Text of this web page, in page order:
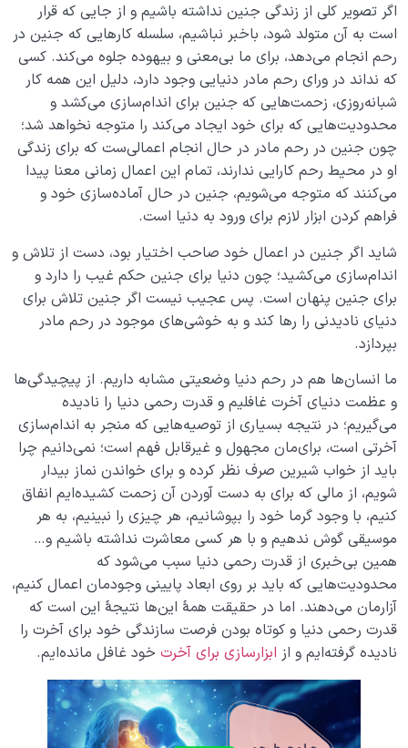
سنّت‌های الهی 0/20
مرگ یا تولد؟ 0/13
دنیا؛ باشگاه انسان‌سازی 0/8
چگونه انسان شویم؟ 0/18
اگر تصویر کلی از زندگی جنین نداشته باشیم و از جایی که قرار
است به آن متولد شود، باخبر نباشیم، سلسله کارهایی که جنین در
رحم انجام می‌دهد، برای ما بی‌معنی و بیهوده جلوه می‌کند. کسی
که نداند در ورای رحم مادر دنیایی وجود دارد، دلیل این همه کار
شبانه‌روزی، زحمت‌هایی که جنین برای اندام‌سازی می‌کشد و
محدودیت‌هایی که برای خود ایجاد می‌کند را متوجه نخواهد شد؛
چون جنین در رحم مادر در حال انجام اعمالی‌ست که برای زندگی
او در محیط رحم کارایی ندارند، تمام این اعمال زمانی معنا پیدا
می‌کنند که متوجه می‌شویم، جنین در حال آماده‌سازی خود و
فراهم کردن ابزار لازم برای ورود به دنیا است.
شاید اگر جنین در اعمال خود صاحب اختیار بود، دست از تلاش و
اندام‌سازی می‌کشید؛ چون دنیا برای جنین حکم غیب را دارد و
برای جنین پنهان است. پس عجیب نیست اگر جنین تلاش برای
دنیای نادیدنی‌ را رها کند و به خوشی‌های موجود در رحم مادر
بپردازد.
ما انسان‌ها هم در رحم دنیا وضعیتی مشابه داریم. از پیچیدگی‌ها
و عظمت دنیای آخرت غافلیم و قدرت رحمی دنیا را نادیده
می‌گیریم؛ در نتیجه بسیاری از توصیه‌هایی که منجر به اندام‌سازی
آخرتی است، برای‌مان مجهول و غیرقابل فهم است؛ نمی‌دانیم چرا
باید از خواب شیرین صرف نظر کرده و برای خواندن نماز بیدار
شویم، از مالی که برای به دست آوردن آن زحمت کشیده‌ایم انفاق
کنیم، با وجود گرما خود را بپوشانیم، هر چیزی را نبینیم، به هر
موسیقی گوش ندهیم و با هر کسی معاشرت نداشته باشیم و…
همین بی‌خبری از قدرت رحمی دنیا سبب می‌شود که
محدودیت‌هایی که باید بر روی ابعاد پایینی وجودمان اعمال کنیم،
آزارمان می‌دهند. اما در حقیقت همۀ این‌ها نتیجۀ این است که
قدرت رحمی دنیا و کوتاه بودن فرصت سازندگی خود برای آخرت را
نادیده گرفته‌ایم و از ابزارسازی برای آخرت خود غافل مانده‌ایم.